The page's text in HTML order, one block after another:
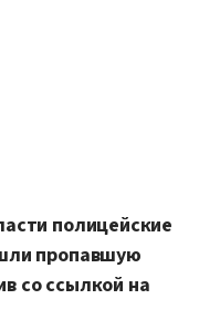
полицейские
пропавшую
со ссылкой на